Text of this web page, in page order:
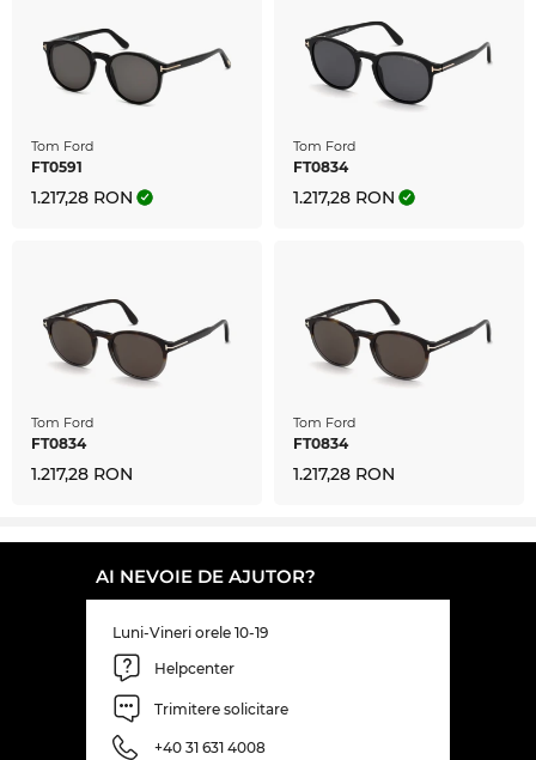
Tom Ford
FT0591
1.217,28 RON
Tom Ford
FT0834
1.217,28 RON
Tom Ford
FT0834
1.217,28 RON
Tom Ford
FT0834
1.217,28 RON
AI NEVOIE DE AJUTOR?
Luni-Vineri orele 10-19
Helpcenter
Trimitere solicitare
+40 31 631 4008